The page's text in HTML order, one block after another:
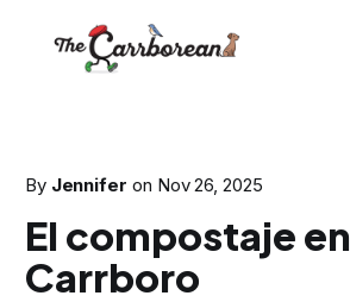
By Jennifer on Nov 26, 2025
El compostaje en
Carrboro